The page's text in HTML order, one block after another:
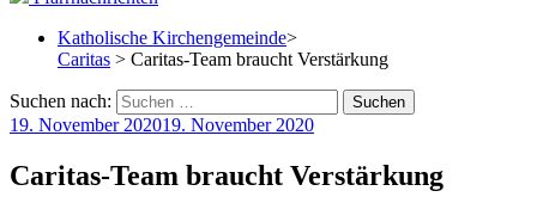
Katholische Kirchengemeinde>
Caritas > Caritas-Team braucht Verstärkung
Suchen nach:
19. November 202019. November 2020
Caritas-Team braucht Verstärkung